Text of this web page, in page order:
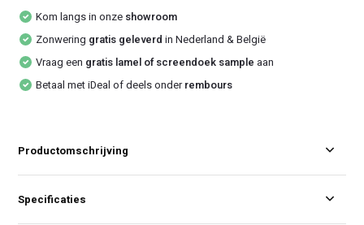
Kom langs in onze showroom
Zonwering gratis geleverd in Nederland & België
Vraag een gratis lamel of screendoek sample aan
Betaal met iDeal of deels onderrembours
Productomschrijving
Specificaties